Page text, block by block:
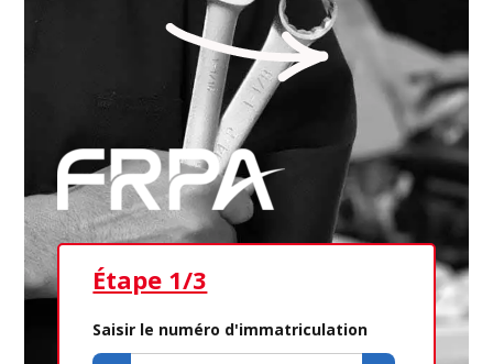
Étape 1/3
Saisir le numéro d'immatriculation